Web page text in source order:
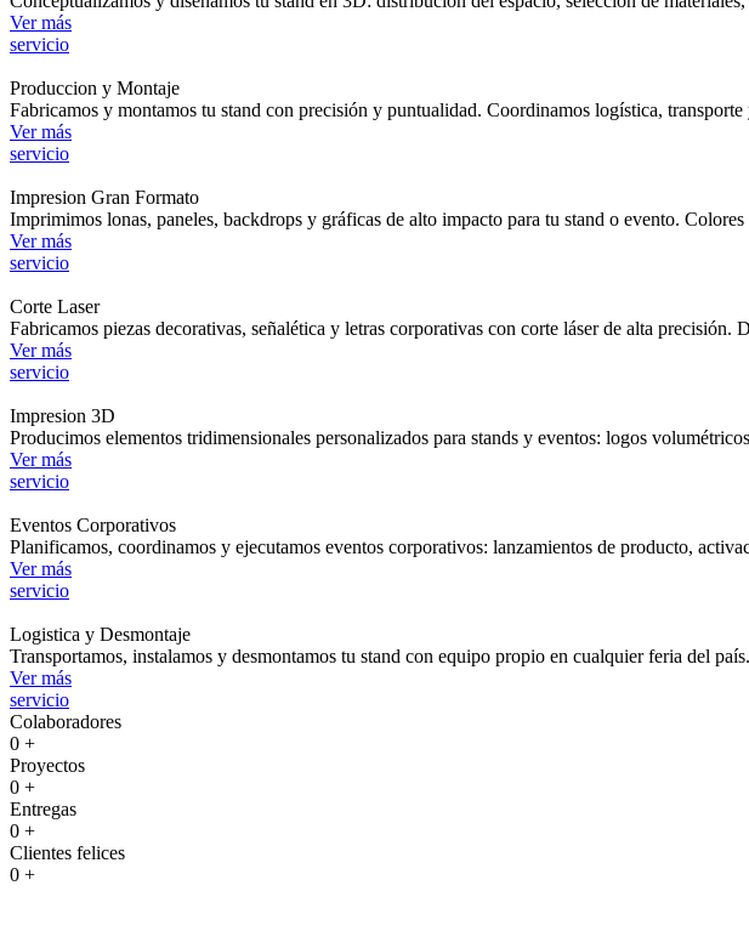
Ver más
servicio
Produccion y Montaje
Fabricamos y montamos tu stand con precisión y puntualidad. Coordinamos logística,
Ver más
servicio
Impresion Gran Formato
Imprimimos lonas, paneles, backdrops y gráficas de alto impacto para tu stand o evento.
Ver más
servicio
Corte Laser
Fabricamos piezas decorativas, señalética y letras corporativas con corte láser de alta
Ver más
servicio
Impresion 3D
Producimos elementos tridimensionales personalizados para stands y eventos: logos
Ver más
servicio
Eventos Corporativos
Planificamos, coordinamos y ejecutamos eventos corporativos: lanzamientos de producto,
Ver más
servicio
Logistica y Desmontaje
Transportamos, instalamos y desmontamos tu stand con equipo propio en cualquier feria del
Ver más
servicio
Colaboradores
0 +
Proyectos
0 +
Entregas
0 +
Clientes felices
0 +